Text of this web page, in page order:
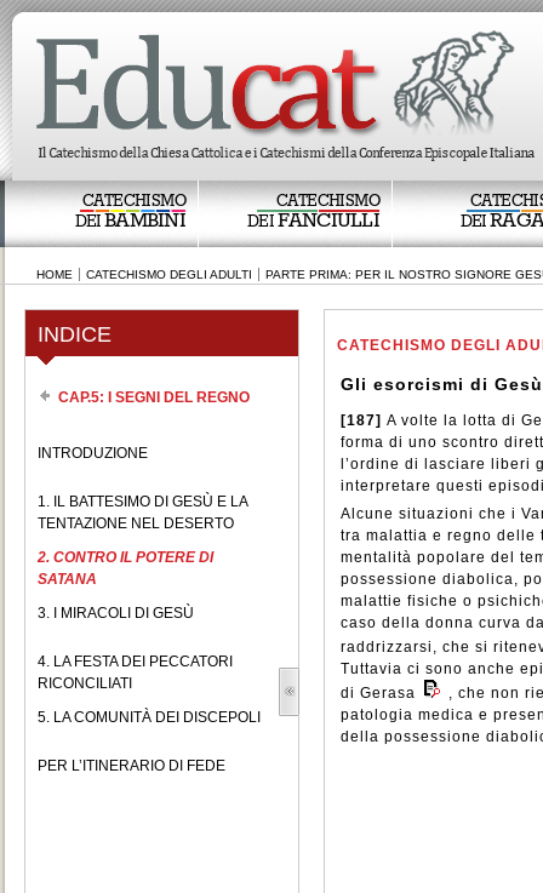
CATECHISMO
DEIBAMBINI
CATECHISMO
DEIFANCIULLI
DEI
HOME CATECHISMO DEGLI ADULTI PARTE PRIMA: PER IL NOSTRO SIGNORE
INDICE
CAP.5: I SEGNI DEL REGNO
INTRODUZIONE
1. IL BATTESIMO DI GESÙ E LA
TENTAZIONE NEL DESERTO
2. CONTRO IL POTERE DI
SATANA
3. I MIRACOLI DI GESÙ
4. LA FESTA DEI PECCATORI
RICONCILIATI
5. LA COMUNITÀ DEI DISCEPOLI
PER L’ITINERARIO DI FEDE
CATECHISMO DEGLI
Gli esorcismi di Gesù
[187] A volte la lotta di
forma di uno scontro
l’ordine di lasciare liberi
interpretare questi
Alcune situazioni che i
tra malattia e regno delle
mentalità popolare del
possessione diabolica,
malattie fisiche o
caso della donna curva
raddrizzarsi, che si
Tuttavia ci sono anche
di Gerasa
, che non
patologia medica e
della possessione